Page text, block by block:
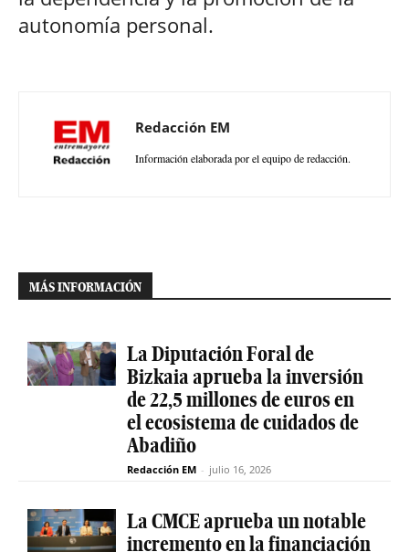
autonomía personal.
Redacción EM
Información elaborada por el equipo de redacción.
MÁS INFORMACIÓN
La Diputación Foral de
Bizkaia aprueba la inversión
de 22,5 millones de euros en
el ecosistema de cuidados de
Abadiño
Redacción EM - julio 16, 2026
La CMCE aprueba un notable
incremento en la financiación